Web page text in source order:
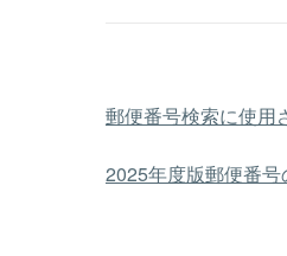
郵便番号検索に使用
2025年度版郵便番号